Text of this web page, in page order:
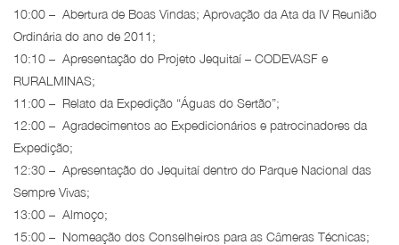
10:00 – Abertura de Boas Vindas; Aprovação da Ata da IV Reunião
Ordinária do ano de 2011;
10:10 – Apresentação do Projeto Jequitaí – CODEVASF e
RURALMINAS;
11:00 – Relato da Expedição “Águas do Sertão”;
12:00 – Agradecimentos ao Expedicionários e patrocinadores da
Expedição;
12:30 – Apresentação do Jequitaí dentro do Parque Nacional das
Sempre Vivas;
13:00 – Almoço;
15:00 – Nomeação dos Conselheiros para as Câmeras Técnicas;